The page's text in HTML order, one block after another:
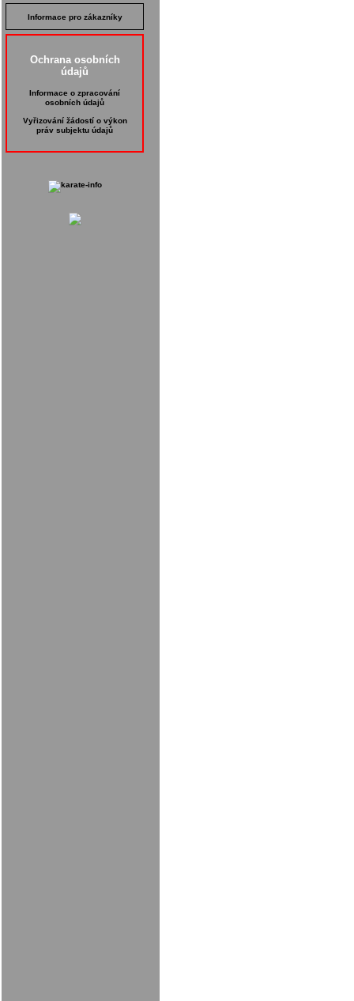
Informace pro zákazníky
Ochrana osobních
údajů
Informace o zpracování
osobních údajů
Vyřizování žádostí o výkon
práv subjektu údajů